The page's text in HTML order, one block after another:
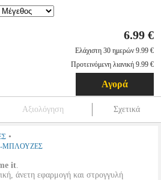
6.99 €
Ελάχιστη 30 ημερών 9.99 €
Προτεινόμενη λιανική 9.99 €
Αγορά
Αξιολόγηση Σχετικά
•
ΜΠΛΟΥΖΕΣ
it.
άνετη εφαρμογή και στρογγυλή